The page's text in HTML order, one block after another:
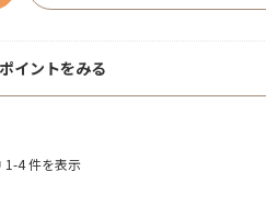
イントをみる
4 件を表示